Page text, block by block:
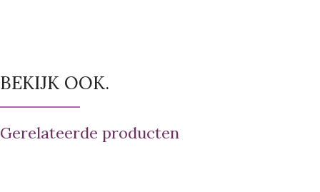
BEKIJK OOK.
Gerelateerde producten